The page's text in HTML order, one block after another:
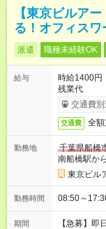
【東京ビルア
る！オフィス
派遣 職種未経験OK
給与
時給1400円
残業代
交通費別
交通費 全
勤務地
千葉県船橋
南船橋駅か
東京ビル
勤務時間 08:50～
期間 【急募】